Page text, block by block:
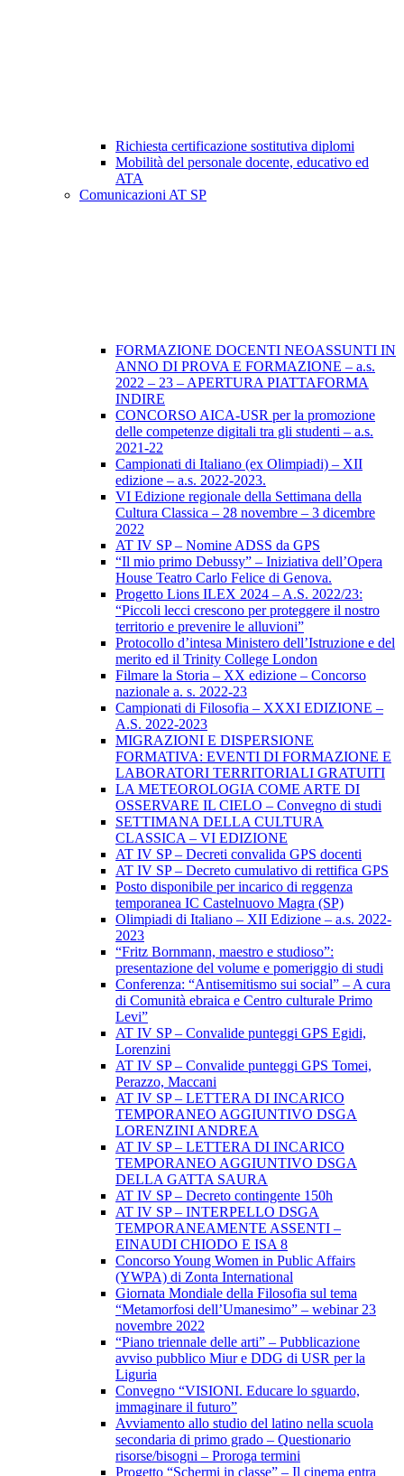
Richiesta certificazione sostitutiva diplomi
Mobilità del personale docente, educativo ed
ATA
Comunicazioni AT SP
FORMAZIONE DOCENTI NEOASSUNTI IN
ANNO DI PROVA E FORMAZIONE – a.s.
2022 – 23 – APERTURA PIATTAFORMA
INDIRE
CONCORSO AICA-USR per la promozione
delle competenze digitali tra gli studenti – a.s.
2021-22
Campionati di Italiano (ex Olimpiadi) – XII
edizione – a.s. 2022-2023.
VI Edizione regionale della Settimana della
Cultura Classica – 28 novembre – 3 dicembre
2022
AT IV SP – Nomine ADSS da GPS
“Il mio primo Debussy” – Iniziativa dell’Opera
House Teatro Carlo Felice di Genova.
Progetto Lions ILEX 2024 – A.S. 2022/23:
“Piccoli lecci crescono per proteggere il nostro
territorio e prevenire le alluvioni”
Protocollo d’intesa Ministero dell’Istruzione e del
merito ed il Trinity College London
Filmare la Storia – XX edizione – Concorso
nazionale a. s. 2022-23
Campionati di Filosofia – XXXI EDIZIONE –
A.S. 2022-2023
MIGRAZIONI E DISPERSIONE
FORMATIVA: EVENTI DI FORMAZIONE E
LABORATORI TERRITORIALI GRATUITI
LA METEOROLOGIA COME ARTE DI
OSSERVARE IL CIELO – Convegno di studi
SETTIMANA DELLA CULTURA
CLASSICA – VI EDIZIONE
AT IV SP – Decreti convalida GPS docenti
AT IV SP – Decreto cumulativo di rettifica GPS
Posto disponibile per incarico di reggenza
temporanea IC Castelnuovo Magra (SP)
Olimpiadi di Italiano – XII Edizione – a.s. 2022-
2023
“Fritz Bornmann, maestro e studioso”:
presentazione del volume e pomeriggio di studi
Conferenza: “Antisemitismo sui social” – A cura
di Comunità ebraica e Centro culturale Primo
Levi”
AT IV SP – Convalide punteggi GPS Egidi,
Lorenzini
AT IV SP – Convalide punteggi GPS Tomei,
Perazzo, Maccani
AT IV SP – LETTERA DI INCARICO
TEMPORANEO AGGIUNTIVO DSGA
LORENZINI ANDREA
AT IV SP – LETTERA DI INCARICO
TEMPORANEO AGGIUNTIVO DSGA
DELLA GATTA SAURA
AT IV SP – Decreto contingente 150h
AT IV SP – INTERPELLO DSGA
TEMPORANEAMENTE ASSENTI –
EINAUDI CHIODO E ISA 8
Concorso Young Women in Public Affairs
(YWPA) di Zonta International
Giornata Mondiale della Filosofia sul tema
“Metamorfosi dell’Umanesimo” – webinar 23
novembre 2022
“Piano triennale delle arti” – Pubblicazione
avviso pubblico Miur e DDG di USR per la
Liguria
Convegno “VISIONI. Educare lo sguardo,
immaginare il futuro”
Avviamento allo studio del latino nella scuola
secondaria di primo grado – Questionario
risorse/bisogni – Proroga termini
Progetto “Schermi in classe” – Il cinema entra